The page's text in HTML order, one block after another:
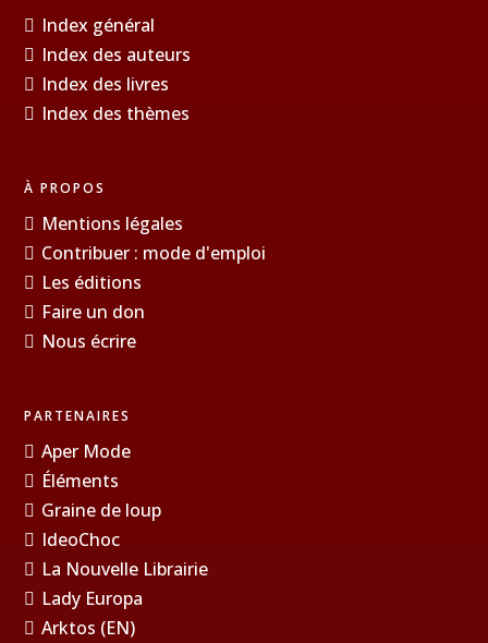
Index général
Index des auteurs
Index des livres
Index des thèmes
À PROPOS
Mentions légales
Contribuer : mode d'emploi
Les éditions
Faire un don
Nous écrire
PARTENAIRES
Aper Mode
Éléments
Graine de loup
IdeoChoc
La Nouvelle Librairie
Lady Europa
Arktos (EN)